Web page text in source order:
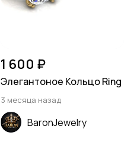
1 600 ₽
Элегантоное Кольцо Ring
3 месяца назад
BaronJewelry